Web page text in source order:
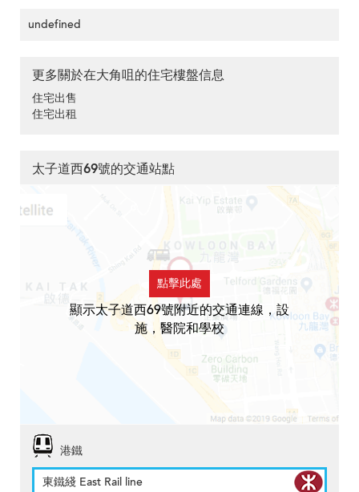
undefined
更多關於在大角咀的住宅樓盤信息
住宅出售
住宅出租
太子道西69號的交通站點
點擊此處
顯示太子道西69號附近的交通連線，設
施，醫院和學校
港鐵
東鐵綫 East Rail line